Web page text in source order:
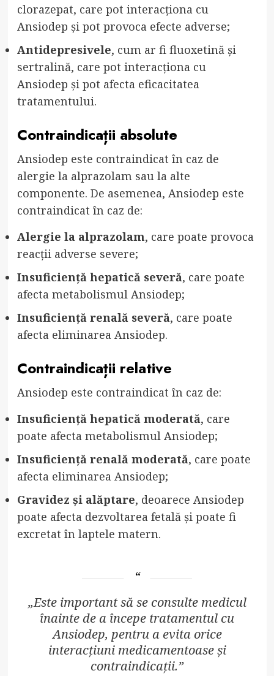
clorazepat, care pot interacționa cu
Ansiodep și pot provoca efecte adverse;
Antidepresivele, cum ar fi fluoxetină și
sertralină, care pot interacționa cu
Ansiodep și pot afecta eficacitatea
tratamentului.
Contraindicații absolute
Ansiodep este contraindicat în caz de
alergie la alprazolam sau la alte
componente. De asemenea, Ansiodep este
contraindicat în caz de:
Alergie la alprazolam, care poate provoca
reacții adverse severe;
Insuficiență hepatică severă, care poate
afecta metabolismul Ansiodep;
Insuficiență renală severă, care poate
afecta eliminarea Ansiodep.
Contraindicații relative
Ansiodep este contraindicat în caz de:
Insuficiență hepatică moderată, care
poate afecta metabolismul Ansiodep;
Insuficiență renală moderată, care poate
afecta eliminarea Ansiodep;
Gravidez și alăptare, deoarece Ansiodep
poate afecta dezvoltarea fetală și poate fi
excretat în laptele matern.
„Este important să se consulte medicul
înainte de a începe tratamentul cu
Ansiodep, pentru a evita orice
interacțiuni medicamentoase și
contraindicații.”